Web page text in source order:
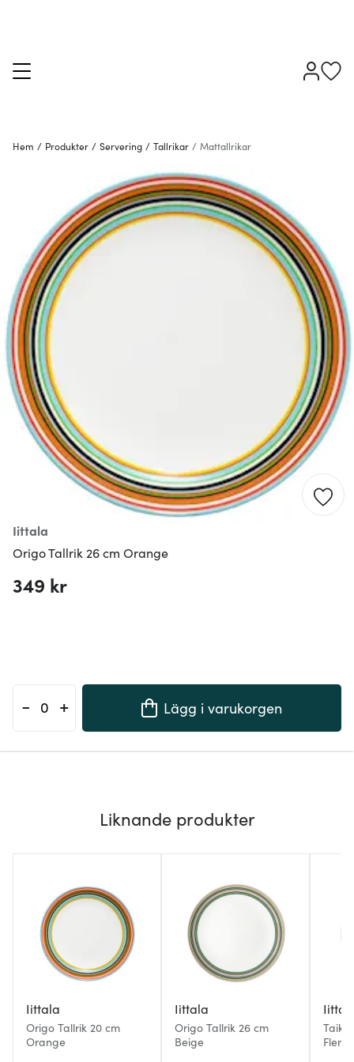
Hem / Produkter / Servering / Tallrikar / Mattallrikar
Iittala
Origo Tallrik 26 cm Orange
349 kr
- + Lägg i varukorgen
Liknande produkter
Iittala
Origo Tallrik 20 cm
Orange
Iittala
Origo Tallrik 26 cm
Beige
Taika